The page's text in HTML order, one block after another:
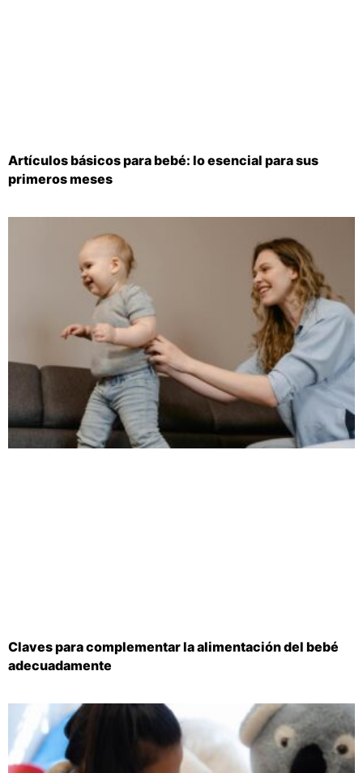
Artículos básicos para bebé: lo esencial para sus
primeros meses
Claves para complementar la alimentación del bebé
adecuadamente